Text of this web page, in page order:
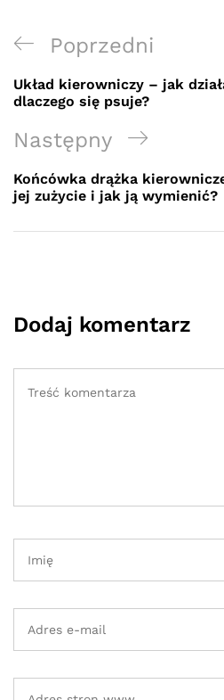
Nawigacja
wpisu
Previous
Post
Poprzedni
Układ kierowniczy – jak
dlaczego się psuje?
Next
Post
Następny
Końcówka drążka
jej zużycie i jak ją wymienić?
Dodaj komentarz